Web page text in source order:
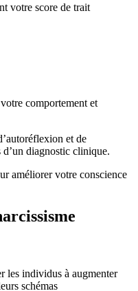
votre score de trait
comportement et
et de
d’un diagnostic clinique.
améliorer votre conscience
les individus à augmenter
schémas